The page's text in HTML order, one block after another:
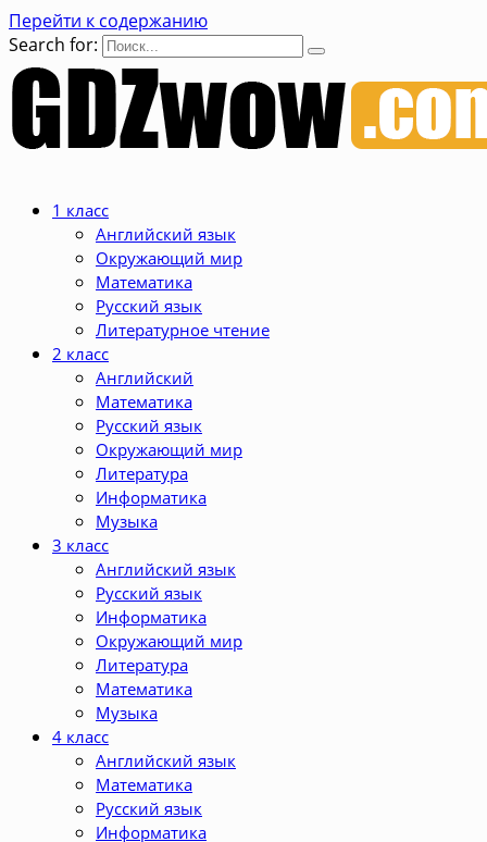
Перейти к содержанию
Search for:
1 класс
Английский язык
Окружающий мир
Математика
Русский язык
Литературное чтение
2 класс
Английский
Математика
Русский язык
Окружающий мир
Литература
Информатика
Музыка
3 класс
Английский язык
Русский язык
Информатика
Окружающий мир
Литература
Математика
Музыка
4 класс
Английский язык
Математика
Русский язык
Информатика